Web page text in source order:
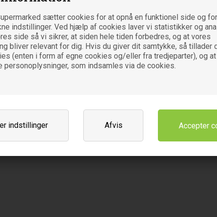
sætter cookies for at opnå en funktionel side og
indstillinger. Ved hjælp af cookies laver vi statistikker og
side så vi sikrer, at siden hele tiden forbedres, og at vores
bliver relevant for dig. Hvis du giver dit samtykke, så tillader
(enten i form af egne cookies og/eller fra tredjeparter), og
personoplysninger, som indsamles via de cookies.
indstillinger Afvis
Er der angivet en * ved en
Varebetegnelse
Læbepomade
Leverandør
Elizabeth Løvegal
Rosenkæret 14
Relaterede varer